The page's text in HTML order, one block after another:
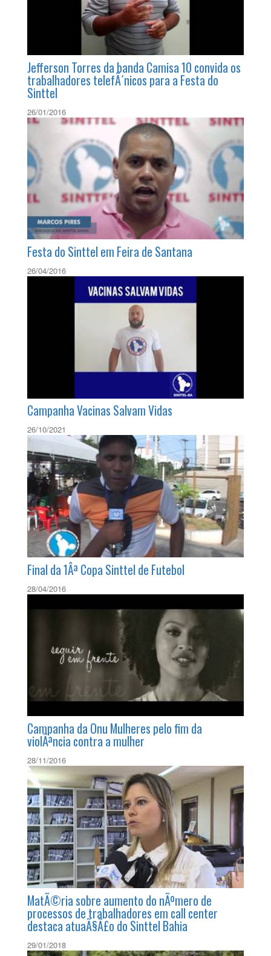
Jefferson Torres da banda Camisa 10 convida os
trabalhadores telefÃ´nicos para a Festa do
Sinttel
26/01/2016
Festa do Sinttel em Feira de Santana
26/04/2016
Campanha Vacinas Salvam Vidas
26/10/2021
Final da 1Âª Copa Sinttel de Futebol
28/04/2016
Campanha da Onu Mulheres pelo fim da
violÃªncia contra a mulher
28/11/2016
MatÃ©ria sobre aumento do nÃºmero de
processos de trabalhadores em call center
destaca atuaÃ§Ã£o do Sinttel Bahia
29/01/2018